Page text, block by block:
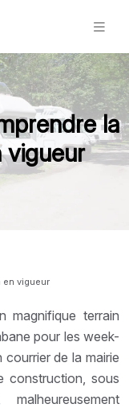
la
vigueur
en vigueur
magnifique terrain
pour les week-
courrier de la mairie
construction, sous